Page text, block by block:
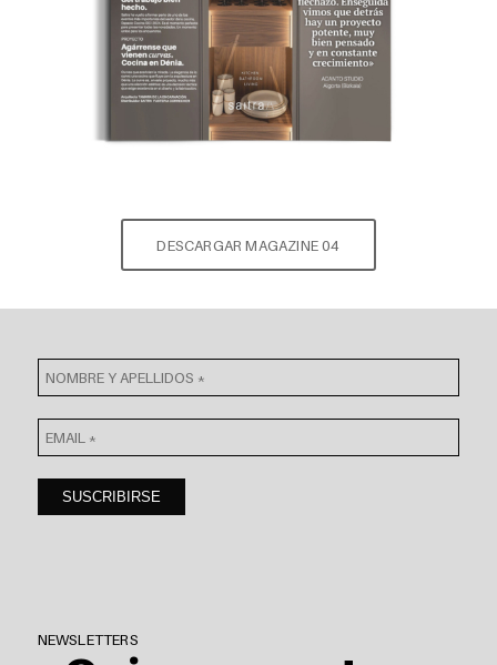
DESCARGAR MAGAZINE 04
NEWSLETTERS